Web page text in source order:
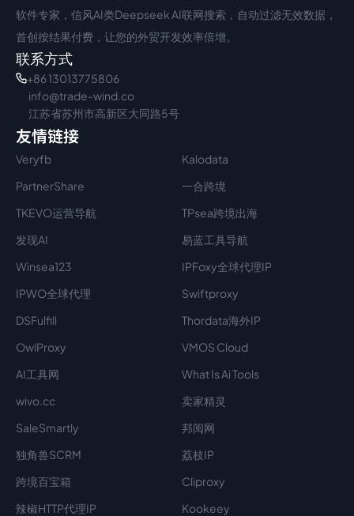
软件专家，信风AI类Deepseek AI联网搜索，自动过滤无效数据，
首创按结果付费，让您的外贸开发效率倍增。
联系方式
+86 13013775806
info@trade-wind.co
江苏省苏州市高新区大同路5号
友情链接
Veryfb
Kalodata
PartnerShare
一合跨境
TKEVO运营导航
TPsea跨境出海
发现AI
易蓝工具导航
Winsea123
IPFoxy全球代理IP
IPWO全球代理
Swiftproxy
DSFulfill
Thordata海外IP
OwlProxy
VMOS Cloud
AI工具网
What Is Ai Tools
wivo.cc
卖家精灵
SaleSmartly
邦阅网
独角兽SCRM
荔枝IP
跨境百宝箱
Cliproxy
辣椒HTTP代理IP
Kookeey